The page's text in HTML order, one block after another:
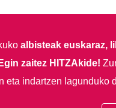
albisteak euskaraz,
Egin zaitez HITZAkide!
eta indartzen lagunduko